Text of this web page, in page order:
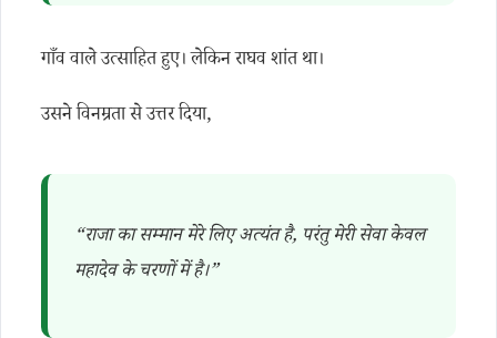
गाँव वाले उत्साहित हुए। लेकिन राघव शांत था।
उसने विनम्रता से उत्तर दिया,
“राजा का सम्मान मेरे लिए अत्यंत है, परंतु मेरी सेवा केवल
महादेव के चरणों में है।”